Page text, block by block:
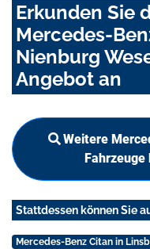
Erkunden Sie
Mercedes-
Nienburg
Angebot an
Weitere
Stattdessen können Sie
Mercedes-Benz Citan in